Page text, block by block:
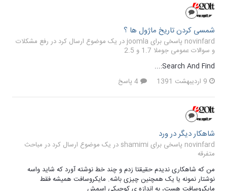
شمسی کردن تاریخ ماژول ها ؟
novinfard پاسخی برای joomla در یک موضوع ارسال کرد در
رفع مشکلات
و سوالات عمومی جوملا 1.7 و 2.5
Search And Find:...
9 اردیبهشت 1391
شاهکار دیگر در ورد
novinfard پاسخی برای shamimi در یک موضوع ارسال کرد در
مباحث
متفرقه
من که شاهکاری ندیدم حقیقتا زدم و چند خط نوشته آورد که شاید واسه
نوشتار نمونه یا یک همچنین چیزی باشه. مایکروسافت همیشه فقط
مایکروسافت هست، به اندازه ی کوچیکی اسمش